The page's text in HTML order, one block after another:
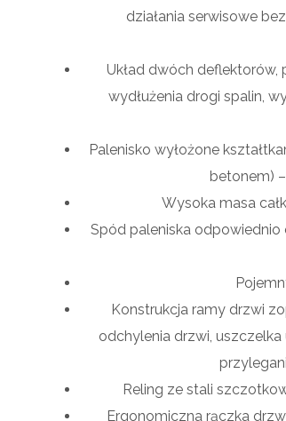
działania serwisowe
Układ dwóch
wydłużenia drogi spalin,
Palenisko wyłożone
betonem)
Wysoka masa
Spód paleniska odpowiednio
Konstrukcja ramy drzwi
odchylenia drzwi,
Reling ze stali
Ergonomiczna rączka